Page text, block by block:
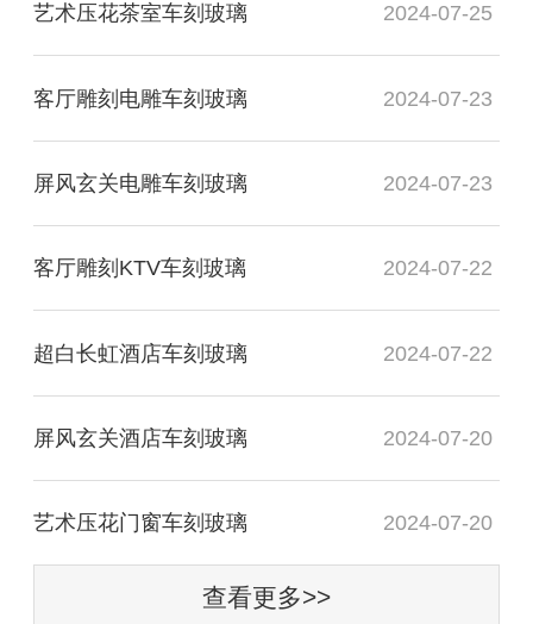
艺术压花茶室车刻玻璃 2024-07-25
客厅雕刻电雕车刻玻璃 2024-07-23
屏风玄关电雕车刻玻璃 2024-07-23
客厅雕刻KTV车刻玻璃 2024-07-22
超白长虹酒店车刻玻璃 2024-07-22
屏风玄关酒店车刻玻璃 2024-07-20
艺术压花门窗车刻玻璃 2024-07-20
查看更多>>